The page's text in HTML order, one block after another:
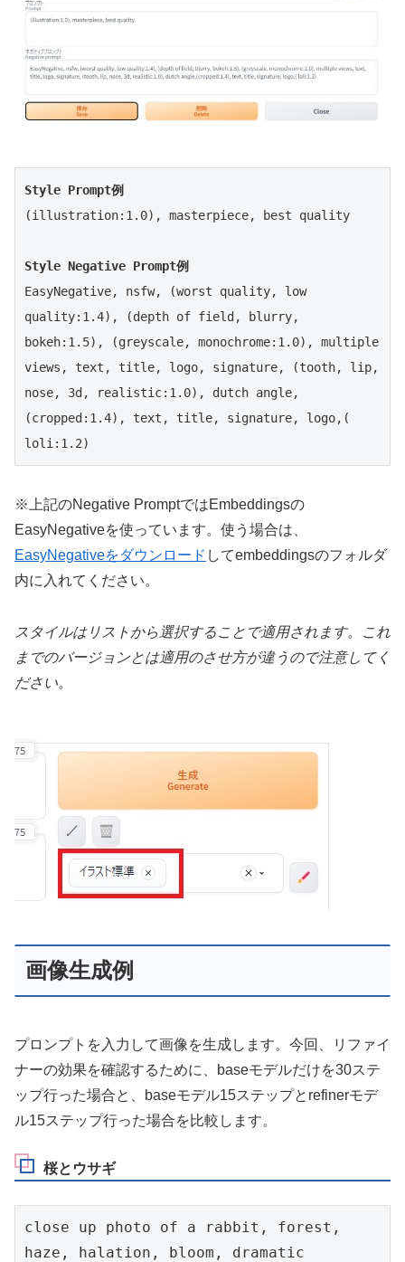
Style Prompt例
(illustration:1.0), masterpiece, best quality
Style Negative Prompt例
EasyNegative, nsfw, (worst quality, low
quality:1.4), (depth of field, blurry,
bokeh:1.5), (greyscale, monochrome:1.0), multiple
views, text, title, logo, signature, (tooth, lip,
nose, 3d, realistic:1.0), dutch angle,
(cropped:1.4), text, title, signature, logo,(
loli:1.2)
※上記のNegative PromptではEmbeddingsの
EasyNegativeを使っています。使う場合は、
EasyNegativeをダウンロード してembeddingsのフォルダ
内に入れてください。
スタイルはリストから選択することで適用されます。これ
までのバージョンとは適用のさせ方が違うので注意してく
ださい。
画像生成例
プロンプトを入力して画像を生成します。今回、リファイ
ナーの効果を確認するために、baseモデルだけを30ステ
ップ行った場合と、baseモデル15ステップとrefinerモデ
ル15ステップ行った場合を比較します。
桜とウサギ
close up photo of a rabbit, forest,
haze, halation, bloom, dramatic